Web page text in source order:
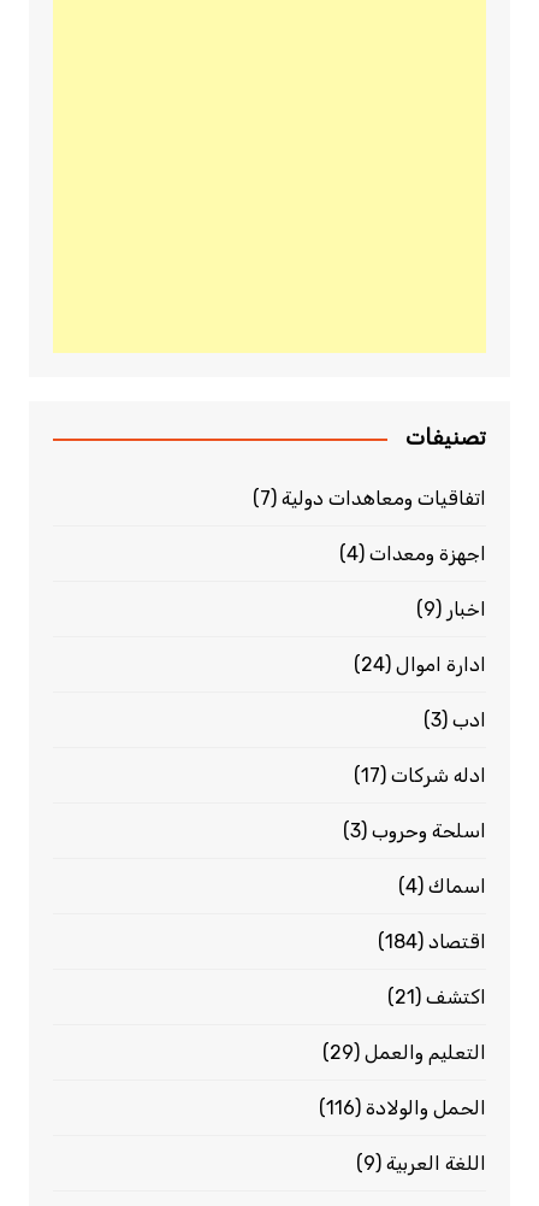
تصنيفات
اتفاقيات ومعاهدات دولية(7)
اجهزة ومعدات(4)
اخبار (9)
ادارة اموال(24)
ادب(3)
ادله شركات(17)
اسلحة وحروب(3)
اسماك(4)
اقتصاد(184)
اكتشف(21)
التعليم والعمل(29)
الحمل والولادة(116)
اللغة العربية(9)